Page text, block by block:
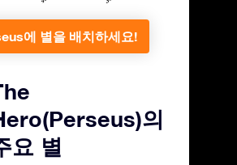
에 별을 배치하세요!
의
요 별